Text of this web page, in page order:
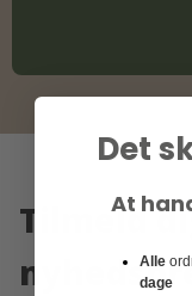
Tilmeld
Det
At
Alle
dage